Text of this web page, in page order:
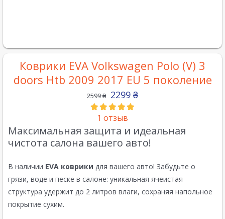
Коврики EVA Volkswagen Polo (V) 3
doors Htb 2009 2017 EU 5 поколение
2599₴ 2299 ₴
1 отзыв
Максимальная защита и идеальная
чистота салона вашего авто!
В наличии EVA коврики для вашего авто! Забудьте о
грязи, воде и песке в салоне: уникальная ячеистая
структура удержит до 2 литров влаги, сохраняя напольное
покрытие сухим.